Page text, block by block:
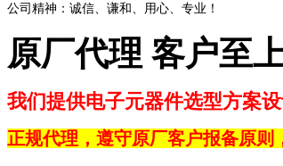
公司精神：诚信、谦和、用心、专业！
原厂代理 客户至
我们提供电子元器件选型方案设
正规代理，遵守原厂客户报备原则